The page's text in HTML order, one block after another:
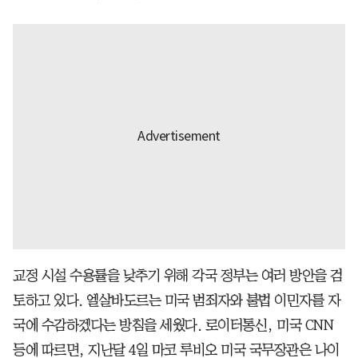
교정 시설 수용률을 낮추기 위해 각국 정부는 여러 방안을 검
토하고 있다. 엘살바도르는 미국 범죄자와 불법 이민자를 자
국에 수감하겠다는 방침을 세웠다. 로이터통신, 미국 CNN
등에 따르면, 지난달 4일 마코 루비오 미국 국무장관은 나이